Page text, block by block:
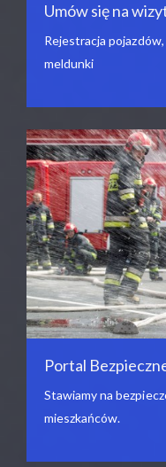
Umów się na
Rejestracja
meldunki
Portal
Stawiamy na
mieszkańców.